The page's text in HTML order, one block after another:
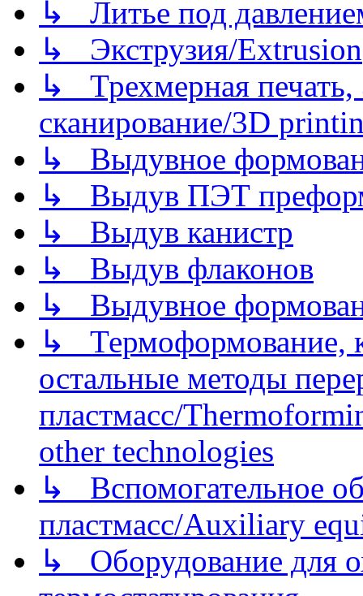
↳ Литье под
↳ Экструзия/Extrusion
↳ Трехмерная
сканирование/3D
↳ Выдувное
↳ Выдув ПЭТ
↳ Выдув канистр
↳ Выдув флаконов
↳ Выдувное
↳ Термоформование,
остальные методы
пластмасс/
other technologies
↳ Вспомогательное
пластмасс/Auxiliary
↳ Оборудование для